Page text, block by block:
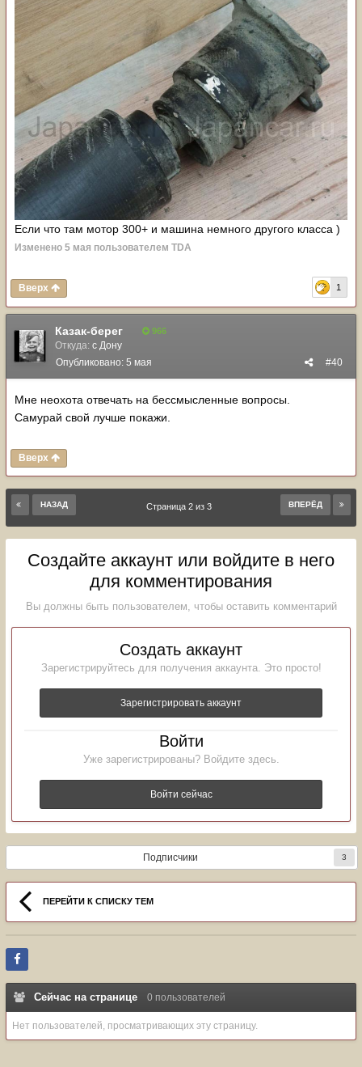
Если что там мотор 300+ и машина немного другого класса )
Изменено 5 мая пользователем TDA
1
Вверх
Казак-берег 966
Откуда: с Дону
#40
Опубликовано: 5 мая
Мне неохота отвечать на бессмысленные вопросы.
Самурай свой лучше покажи.
Вверх
НАЗАД ВПЕРЁД
Страница 2 из 3
Создайте аккаунт или войдите в него
для комментирования
Вы должны быть пользователем, чтобы оставить комментарий
Создать аккаунт
Зарегистрируйтесь для получения аккаунта. Это просто!
Зарегистрировать аккаунт
Войти
Уже зарегистрированы? Войдите здесь.
Войти сейчас
Подписчики 3
ПЕРЕЙТИ К СПИСКУ ТЕМ
Сейчас на странице 0 пользователей
Нет пользователей, просматривающих эту страницу.